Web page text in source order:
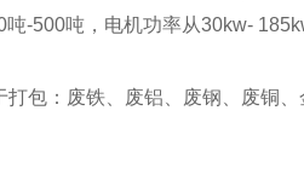
-500吨，电机功率从30kw-
包：废铁、废铝、废钢、废铜